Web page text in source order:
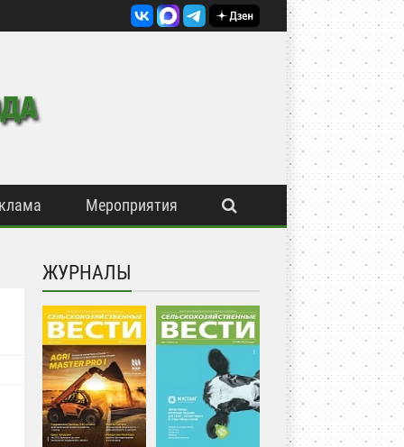
Мероприятия
ЖУРНАЛЫ